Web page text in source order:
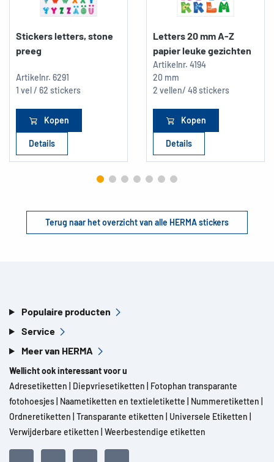
Stickers letters, stone
preeg
Artikelnr. 6291
1 vel / 62 stickers
Kopen
Details
Letters 20 mm A-Z
papier leuke gezichten
Artikelnr. 4194
20 mm
2 vellen/ 48 stickers
Kopen
Details
Terug naar het overzicht van alle HERMA stickers
Populaire producten
Service
Meer van HERMA
Wellicht ook interessant voor u
Adresetiketten
Diepvriesetiketten
Fotophan transparante
fotohoesjes Naametiketten en textieletikette Nummeretiketten
Ordneretiketten Transparante etiketten Universele Etiketten
Verwijderbare etiketten Weerbestendige etiketten